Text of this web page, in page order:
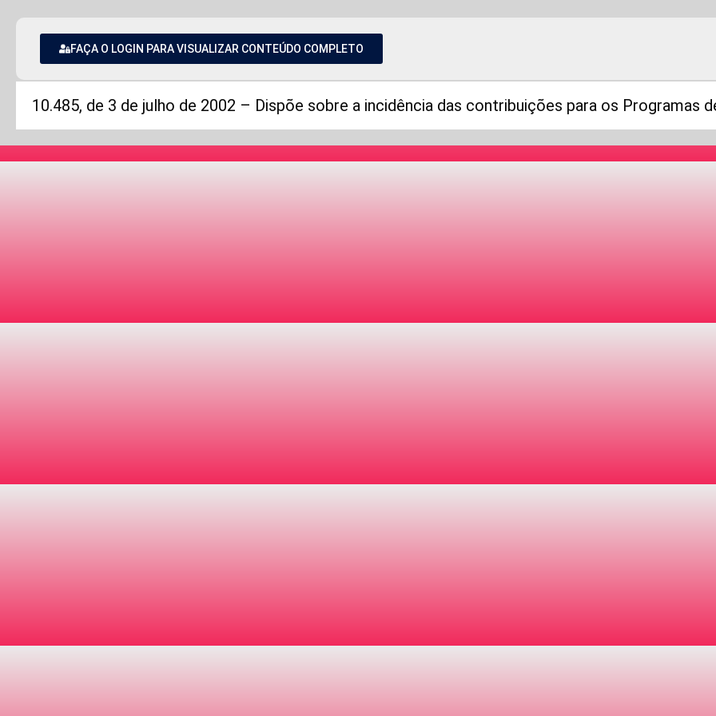
FAÇA O LOGIN PARA VISUALIZAR CONTEÚDO COMPLETO
10.485, de 3 de julho de 2002 – Dispõe sobre a incidência das contribuições para os Programas